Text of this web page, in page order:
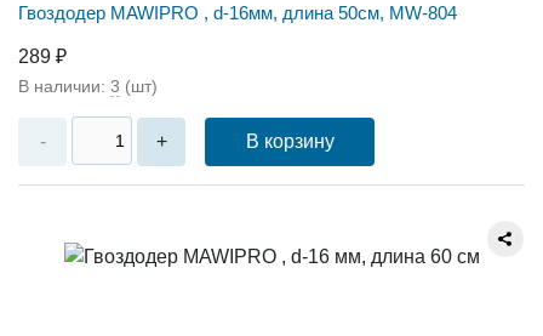
Гвоздодер MAWIPRO , d-16мм, длина 50см, MW-804
289 ₽
В наличии: 3 (шт)
- + В корзину